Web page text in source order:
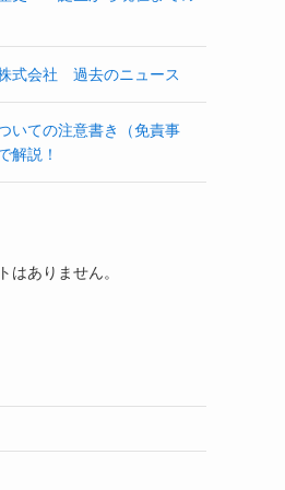
式会社 過去のニュース
いての注意書き（免責事
解説！
はありません。